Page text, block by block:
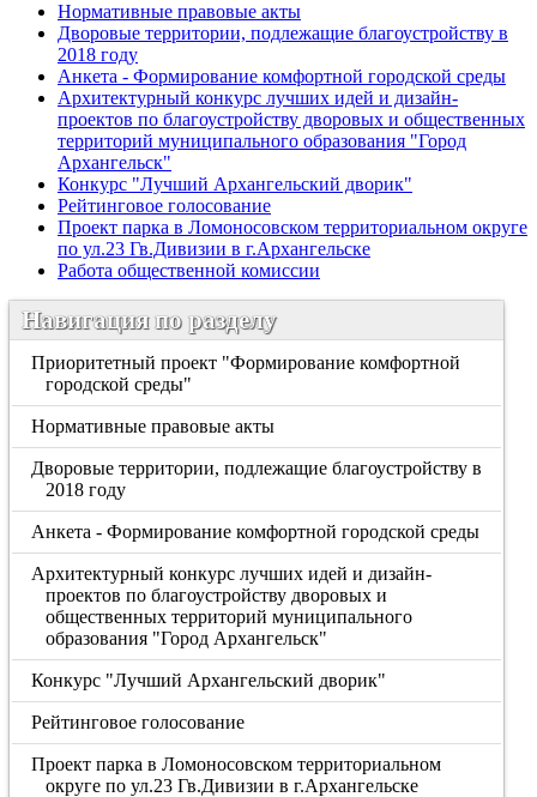
Нормативные правовые акты
Дворовые территории, подлежащие благоустройству в
2018 году
Анкета - Формирование комфортной городской среды
Архитектурный конкурс лучших идей и дизайн-
проектов по благоустройству дворовых и общественных
территорий муниципального образования "Город
Архангельск"
Конкурс "Лучший Архангельский дворик"
Рейтинговое голосование
Проект парка в Ломоносовском территориальном округе
по ул.23 Гв.Дивизии в г.Архангельске
Работа общественной комиссии
Навигация по разделу
Приоритетный проект "Формирование комфортной
городской среды"
Нормативные правовые акты
Дворовые территории, подлежащие благоустройству в
2018 году
Анкета - Формирование комфортной городской среды
Архитектурный конкурс лучших идей и дизайн-
проектов по благоустройству дворовых и
общественных территорий муниципального
образования "Город Архангельск"
Конкурс "Лучший Архангельский дворик"
Рейтинговое голосование
Проект парка в Ломоносовском территориальном
округе по ул.23 Гв.Дивизии в г.Архангельске